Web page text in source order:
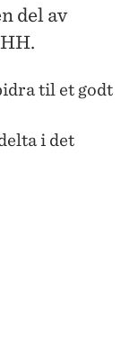
del av
til et godt
i det